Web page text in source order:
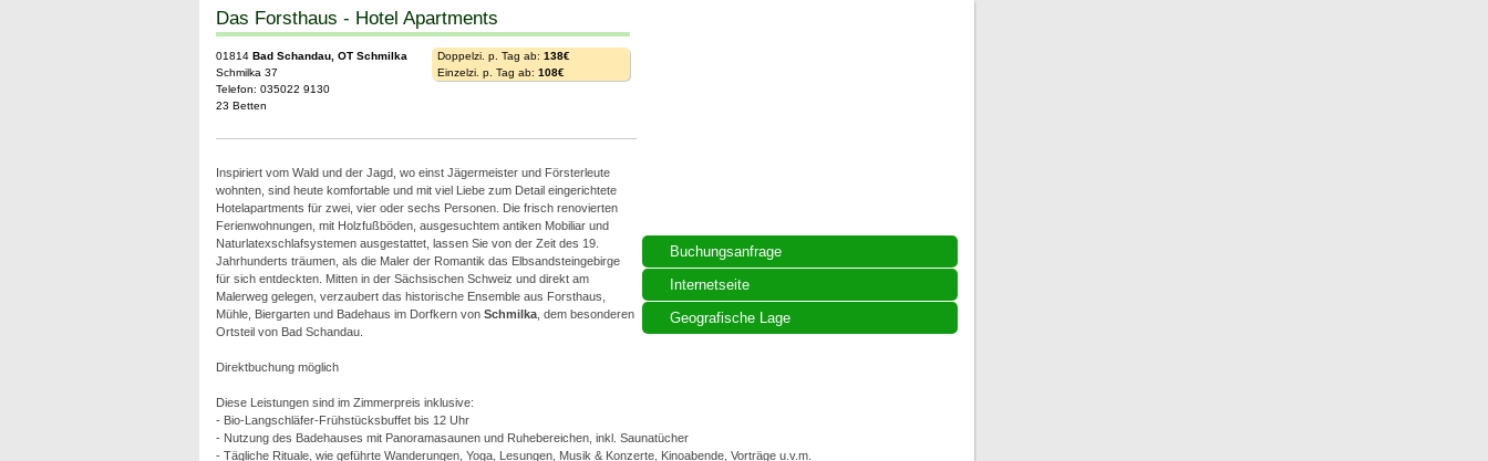
Buchungsanfrage
Internetseite
Geografische Lage
Das Forsthaus - Hotel Apartments
01814 Bad Schandau, OT Schmilka
Schmilka 37
Telefon: 035022 9130
23 Betten
Doppelzi. p. Tag ab: 138€
Einzelzi. p. Tag ab: 108€
Inspiriert vom Wald und der Jagd, wo einst Jägermeister und Försterleute
wohnten, sind heute komfortable und mit viel Liebe zum Detail eingerichtete
Hotelapartments für zwei, vier oder sechs Personen. Die frisch renovierten
Ferienwohnungen, mit Holzfußböden, ausgesuchtem antiken Mobiliar und
Naturlatexschlafsystemen ausgestattet, lassen Sie von der Zeit des 19.
Jahrhunderts träumen, als die Maler der Romantik das Elbsandsteingebirge
für sich entdeckten. Mitten in der Sächsischen Schweiz und direkt am
Malerweg gelegen, verzaubert das historische Ensemble aus Forsthaus,
Mühle, Biergarten und Badehaus im Dorfkern von Schmilka, dem besonderen
Ortsteil von Bad Schandau.
Direktbuchung möglich
Diese Leistungen sind im Zimmerpreis inklusive:
- Bio-Langschläfer-Frühstücksbuffet bis 12 Uhr
- Nutzung des Badehauses mit Panoramasaunen und Ruhebereichen, inkl. Saunatücher
- Tägliche Rituale, wie geführte Wanderungen, Yoga, Lesungen, Musik & Konzerte, Kinoabende, Vorträge u.v.m.